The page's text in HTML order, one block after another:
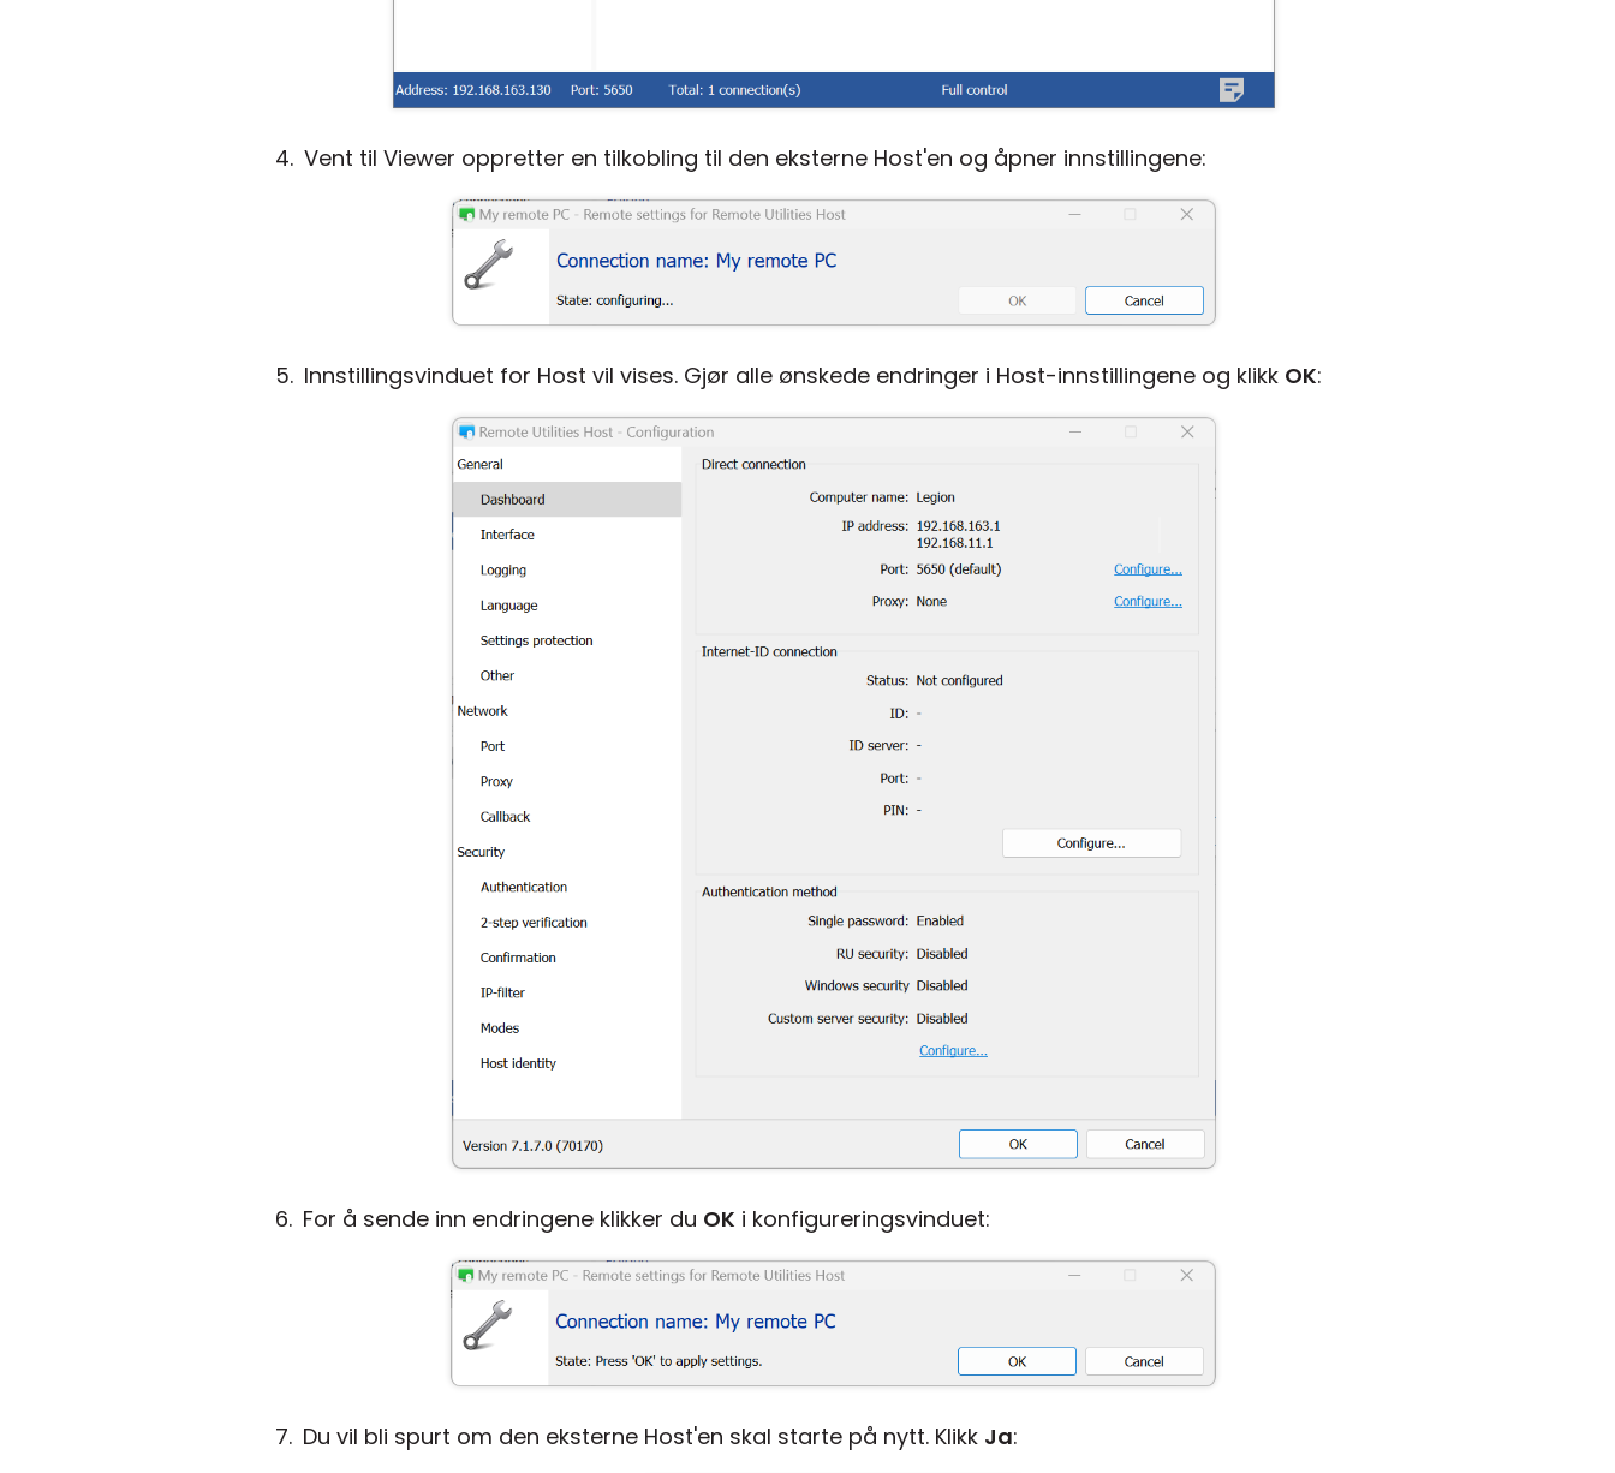
Vent til Viewer oppretter en tilkobling til den eksterne Host'en og åpner innstillingene:
Innstillingsvinduet for Host vil vises. Gjør alle ønskede endringer i Host-innstillingene og klikk OK:
For å sende inn endringene klikker du OK i konfigureringsvinduet:
Du vil bli spurt om den eksterne Host'en skal starte på nytt. Klikk Ja: